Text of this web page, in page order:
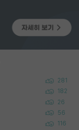
281
182
26
56
116